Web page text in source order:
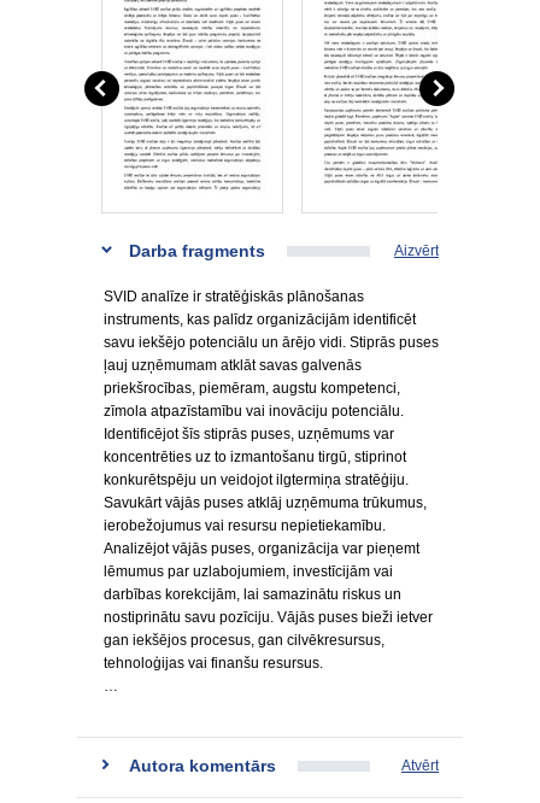
Darba fragments Aizvērt
SVID analīze ir stratēģiskās plānošanas
instruments, kas palīdz organizācijām identificēt
savu iekšējo potenciālu un ārējo vidi. Stiprās puses
ļauj uzņēmumam atklāt savas galvenās
priekšrocības, piemēram, augstu kompetenci,
zīmola atpazīstamību vai inovāciju potenciālu.
Identificējot šīs stiprās puses, uzņēmums var
koncentrēties uz to izmantošanu tirgū, stiprinot
konkurētspēju un veidojot ilgtermiņa stratēģiju.
Savukārt vājās puses atklāj uzņēmuma trūkumus,
ierobežojumus vai resursu nepietiekamību.
Analizējot vājās puses, organizācija var pieņemt
lēmumus par uzlabojumiem, investīcijām vai
darbības korekcijām, lai samazinātu riskus un
nostiprinātu savu pozīciju. Vājās puses bieži ietver
gan iekšējos procesus, gan cilvēkresursus,
tehnoloģijas vai finanšu resursus.
…
Autora komentārs Atvērt